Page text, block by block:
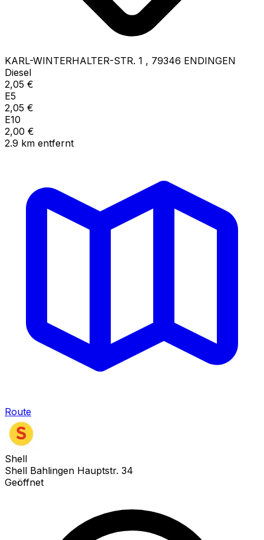
KARL-WINTERHALTER-STR. 1 , 79346 ENDINGEN
Diesel
2,05 €
E5
2,05 €
E10
2,00 €
2.9 km entfernt
Route
Shell
Shell Bahlingen Hauptstr. 34
Geöffnet